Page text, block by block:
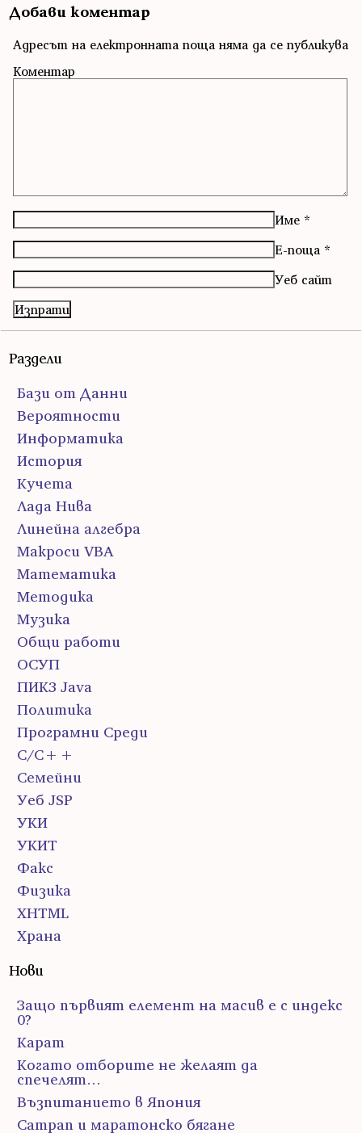
Добави коментар
Адресът на електронната поща няма да се публикува
Коментар
Име *
Е-поща *
Уеб сайт
Раздели
Бази от Данни
Вероятности
Информатика
История
Кучета
Лада Нива
Линейна алгебра
Макроси VBA
Математика
Методика
Музика
Общи работи
ОСУП
ПИК3 Java
Политика
Програмни Среди
С/С++
Семейни
Уеб JSP
УКИ
УКИТ
Факс
Физика
ХHTML
Храна
Нови
Защо първият елемент на масив е с индекс
0?
Карат
Когато отборите не желаят да
спечелят…
Възпитанието в Япония
Сатрап и маратонско бягане